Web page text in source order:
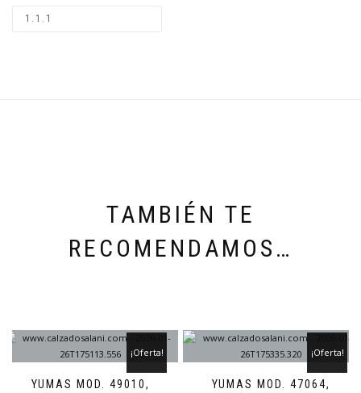
TAMBIÉN TE
RECOMENDAMOS…
YUMAS MOD. 49010,
¡Oferta!
YUMAS MOD. 47064,
¡Oferta!